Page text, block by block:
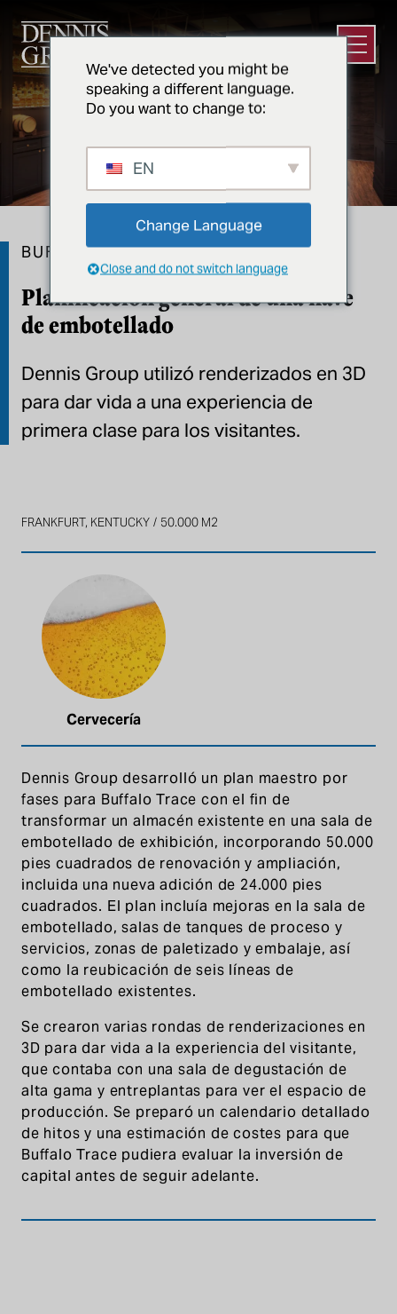
Abrir el
PHOTOS
Planificación general de una nave
de embotellado
BUFFALO TRACE
Dennis Group utilizó renderizados en 3D
para dar vida a una experiencia de
primera clase para los visitantes.
FRANKFURT, KENTUCKY 50.000 M2
Cervecería
Dennis Group desarrolló un plan maestro por
fases para Buffalo Trace con el fin de
transformar un almacén existente en una sala de
embotellado de exhibición, incorporando 50.000
pies cuadrados de renovación y ampliación,
incluida una nueva adición de 24.000 pies
cuadrados. El plan incluía mejoras en la sala de
embotellado, salas de tanques de proceso y
servicios, zonas de paletizado y embalaje, así
como la reubicación de seis líneas de
embotellado existentes.
Se crearon varias rondas de renderizaciones en
3D para dar vida a la experiencia del visitante,
que contaba con una sala de degustación de
alta gama y entreplantas para ver el espacio de
producción. Se preparó un calendario detallado
de hitos y una estimación de costes para que
Buffalo Trace pudiera evaluar la inversión de
capital antes de seguir adelante.
We've detected you might be
speaking a different language.
Do you want to change to:
EN
Change Language
Close and do not switch language